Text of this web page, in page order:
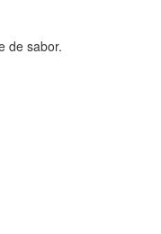
de sabor.